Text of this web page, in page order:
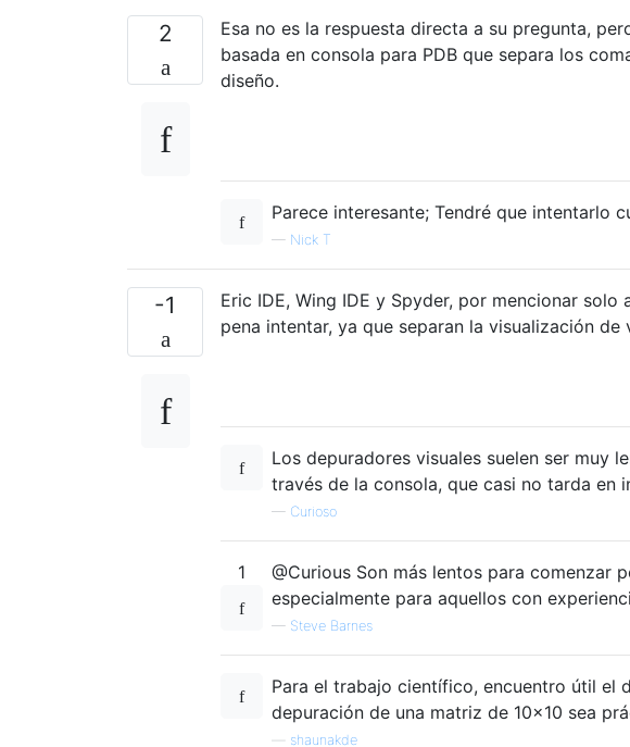
2 Esa no es la respuesta directa a su pregunta,
basada en consola para PDB que separa los
diseño.
Parece interesante; Tendré que intentarlo
— Nick T
-1
Eric IDE, Wing IDE y Spyder, por mencionar
pena intentar, ya que separan la visualización de
Los depuradores visuales suelen ser muy
través de la consola, que casi no tarda en
— Curioso
1
@Curious Son más lentos para comenzar
especialmente para aquellos con
— Steve Barnes
Para el trabajo científico, encuentro útil el
depuración de una matriz de 10x10 sea
shaunakde